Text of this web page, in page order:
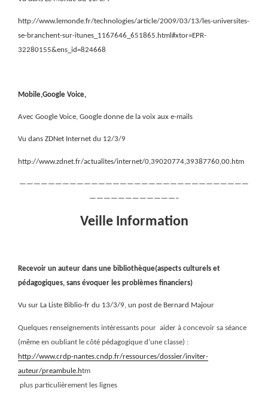
http://www.lemonde.fr/technologies/article/2009/03/13/les-universites-
se-branchent-sur-itunes_1167646_651865.html#xtor=EPR-
32280155&ens_id=824668
Mobile,Google Voice,
Avec Google Voice, Google donne de la voix aux e-mails
Vu dans ZDNet Internet du 12/3/9
http://www.zdnet.fr/actualites/internet/0,39020774,39387760,00.htm
————————————————————————————————
————————————–
Veille Information
Recevoir un auteur dans une bibliothèque(aspects culturels et
pédagogiques, sans évoquer les problèmes financiers)
Vu sur La Liste Biblio-fr du 13/3/9, un post de Bernard Majour
Quelques renseignements intéressants pour aider à concevoir sa séance
(même en oubliant le côté pédagogique d’une classe) :
http://www.crdp-nantes.cndp.fr/ressources/dossier/inviter-
auteur/preambule.htm
plus particulièrement les lignes